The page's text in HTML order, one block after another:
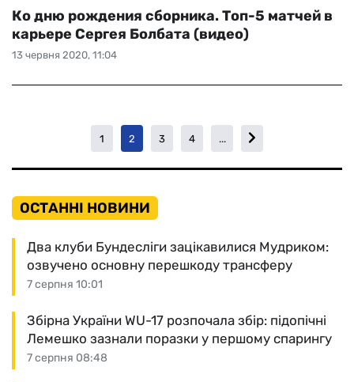
13 червня 2020, 11:04
Ко дню рождения сборника. Топ-5 матчей в
карьере Сергея Болбата (видео)
1 2 3 4 ...
ОСТАННІ НОВИНИ
7 серпня 10:01
Два клуби Бундесліги зацікавилися Мудриком:
озвучено основну перешкоду трансферу
7 серпня 08:48
Збірна України WU-17 розпочала збір: підопічні
Лемешко зазнали поразки у першому спарингу